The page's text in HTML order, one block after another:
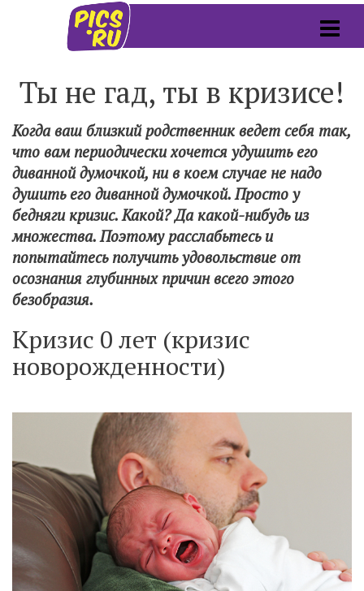
Ты не гад, ты в кризисе!
Когда ваш близкий родственник ведет себя так,
что вам периодически хочется удушить его
диванной думочкой, ни в коем случае не надо
душить его диванной думочкой. Просто у
бедняги кризис. Какой? Да какой-нибудь из
множества. Поэтому расслабьтесь и
попытайтесь получить удовольствие от
осознания глубинных причин всего этого
безобразия.
Кризис 0 лет (кризис
новорожденности)